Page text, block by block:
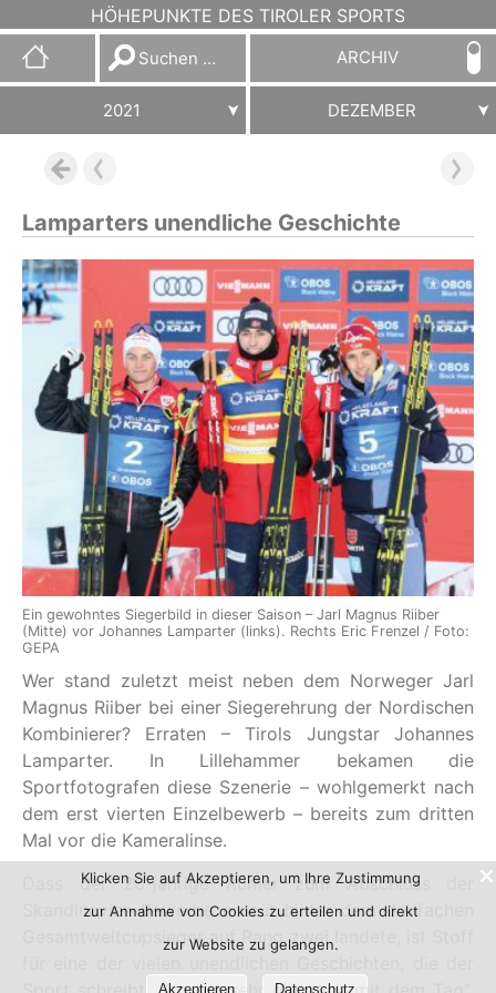
HÖHEPUNKTE DES TIROLER SPORTS
Suchen
nach:
ARCHIV
2021 DEZEMBER
Lamparters unendliche Geschichte
Ein gewohntes Siegerbild in dieser Saison – Jarl Magnus Riiber
(Mitte) vor Johannes Lamparter (links). Rechts Eric Frenzel / Foto:
GEPA
Wer stand zuletzt meist neben dem Norweger Jarl
Magnus Riiber bei einer Siegerehrung der Nordischen
Kombinierer? Erraten – Tirols Jungstar Johannes
Lamparter. In Lillehammer bekamen die
Sportfotografen diese Szenerie – wohlgemerkt nach
dem erst vierten Einzelbewerb – bereits zum dritten
Mal vor die Kameralinse.
Dass der 20-jährige Rumer zum Abschluss der
Skandinavien-Bewerbe erneut hinter dem dreifachen
Gesamtweltcupsieger auf Rang zwei landete, ist Stoff
Klicken Sie auf Akzeptieren, um Ihre Zustimmung
zur Annahme von Cookies zu erteilen und direkt
zur Website zu gelangen.
Akzeptieren Datenschutz